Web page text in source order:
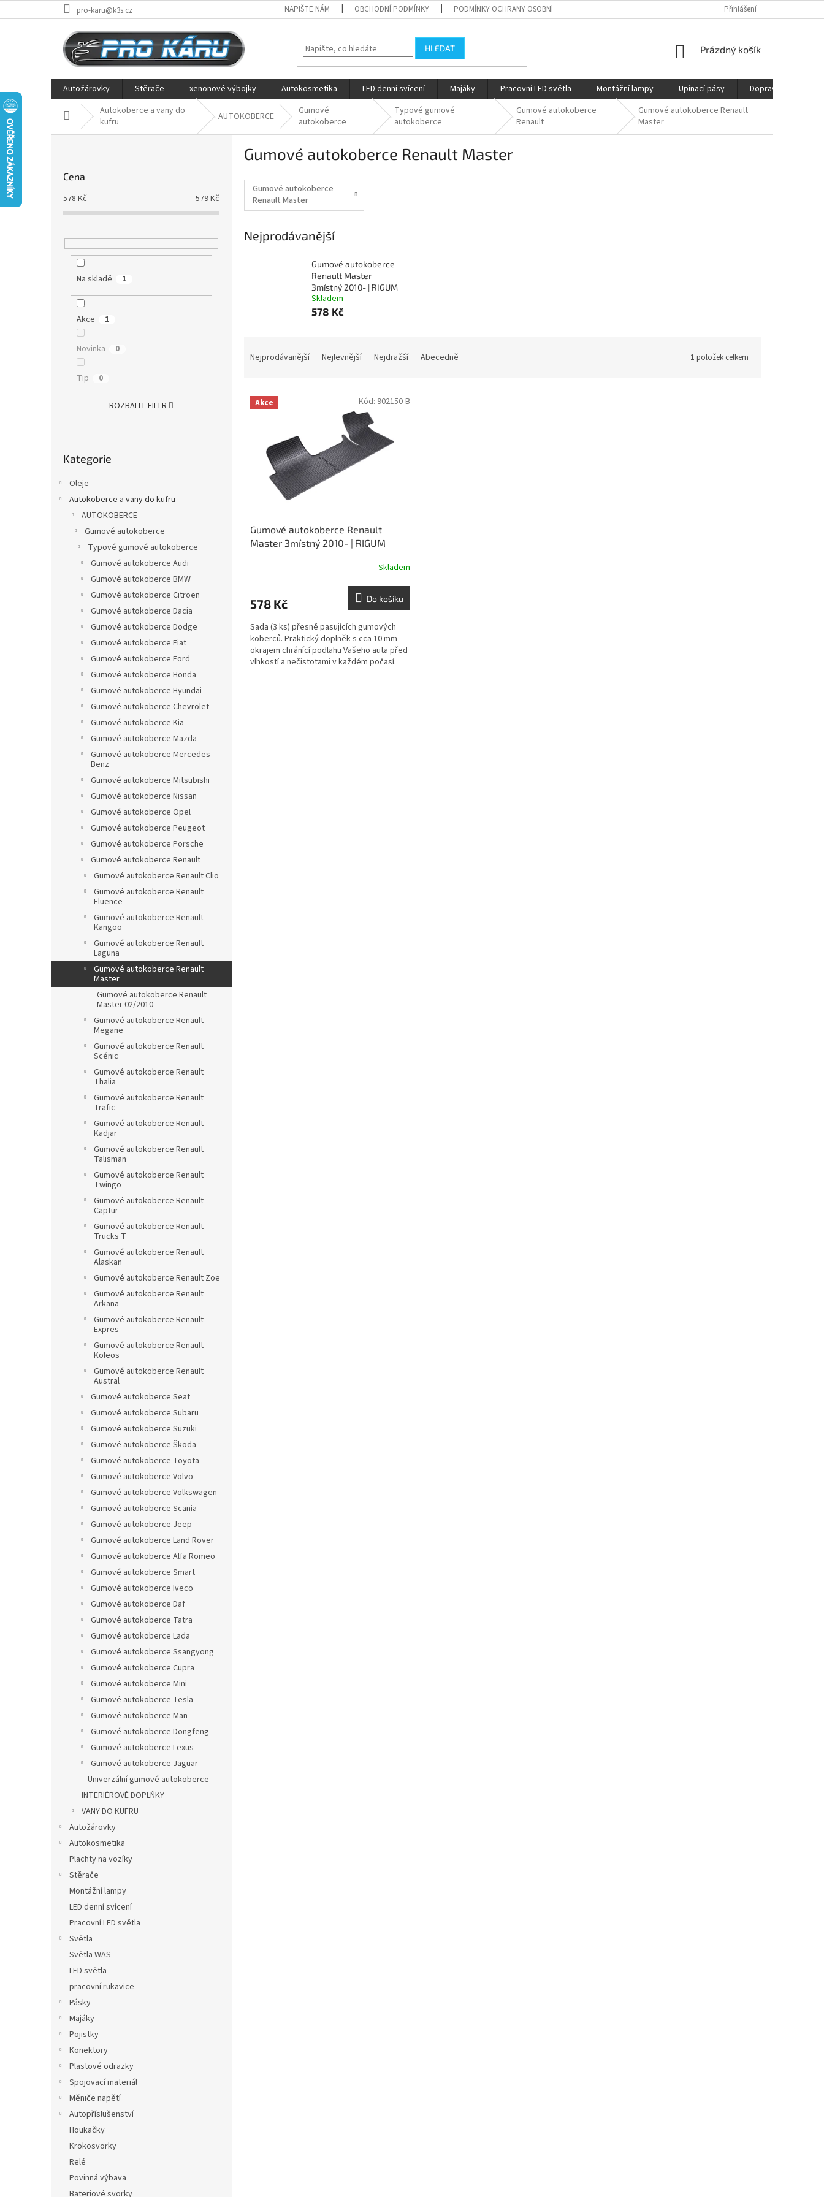
na
pro-karu@k3s.cz NAPIŠTE NÁM OBCHODNÍ PODMÍNKY PODMÍNKY OCHRANY OSOBNÍCH ÚDAJŮ DOPRAVAPřihlášení
HLEDAT
NÁKUPNÍ
Prázdný košík
Autožárovky Stěrače xenonové výbojky Autokosmetika LED denní svícení Majáky Pracovní LED světla Montážní lampy Upínací pásy Doprava
Domů Autokoberce a vany do
kufru
AUTOKOBERCE
Gumové
autokoberce
Typové gumové
autokoberce
Gumové autokoberce
Renault
Gumové autokoberce Renault
Master
Cena
578 Kč 579Kč
Na skladě 1
Akce 1
Novinka 0
Tip 0
ROZBALIT FILTR
kategorie
Kategorie
Oleje
Autokoberce a vany do kufru
AUTOKOBERCE
Gumové autokoberce
Typové gumové autokoberce
Gumové autokoberce Audi
Gumové autokoberce BMW
Gumové autokoberce Citroen
Gumové autokoberce Dacia
Gumové autokoberce Dodge
Gumové autokoberce Fiat
Gumové autokoberce Ford
Gumové autokoberce Honda
Gumové autokoberce Hyundai
Gumové autokoberce Chevrolet
Gumové autokoberce Kia
Gumové autokoberce Mazda
Gumové autokoberce Mercedes
Benz
Gumové autokoberce Mitsubishi
Gumové autokoberce Nissan
Gumové autokoberce Opel
Gumové autokoberce Peugeot
Gumové autokoberce Porsche
Gumové autokoberce Renault
Gumové autokoberce Renault Clio
Gumové autokoberce Renault
Fluence
Gumové autokoberce Renault
Kangoo
Gumové autokoberce Renault
Laguna
Gumové autokoberce Renault
Master
Gumové autokoberce Renault
Master 02/2010-
Gumové autokoberce Renault
Megane
Gumové autokoberce Renault
Scénic
Gumové autokoberce Renault
Thalia
Gumové autokoberce Renault
Trafic
Gumové autokoberce Renault
Kadjar
Gumové autokoberce Renault
Talisman
Gumové autokoberce Renault
Twingo
Gumové autokoberce Renault
Captur
Gumové autokoberce Renault
Trucks T
Gumové autokoberce Renault
Alaskan
Gumové autokoberce Renault Zoe
Gumové autokoberce Renault
Arkana
Gumové autokoberce Renault
Expres
Gumové autokoberce Renault
Koleos
Gumové autokoberce Renault
Austral
Gumové autokoberce Seat
Gumové autokoberce Subaru
Gumové autokoberce Suzuki
Gumové autokoberce Škoda
Gumové autokoberce Toyota
Gumové autokoberce Volvo
Gumové autokoberce Volkswagen
Gumové autokoberce Scania
Gumové autokoberce Jeep
Gumové autokoberce Land Rover
Gumové autokoberce Alfa Romeo
Gumové autokoberce Smart
Gumové autokoberce Iveco
Gumové autokoberce Daf
Gumové autokoberce Tatra
Gumové autokoberce Lada
Gumové autokoberce Ssangyong
Gumové autokoberce Cupra
Gumové autokoberce Mini
Gumové autokoberce Tesla
Gumové autokoberce Man
Gumové autokoberce Dongfeng
Gumové autokoberce Lexus
Gumové autokoberce Jaguar
Univerzální gumové autokoberce
INTERIÉROVÉ DOPLŇKY
VANY DO KUFRU
Autožárovky
Autokosmetika
Plachty na vozíky
Stěrače
Montážní lampy
LED denní svícení
Pracovní LED světla
Světla
Světla WAS
LED světla
pracovní rukavice
Pásky
Majáky
Pojistky
Konektory
Plastové odrazky
Spojovací materiál
Měniče napětí
Autopříslušenství
Houkačky
Krokosvorky
Relé
Povinná výbava
Bateriové svorky
Gumové autokoberce Renault Master
Gumové autokoberce
Renault Master
02/2010-
Nejprodávanější
Gumové autokoberce
Renault Master
3místný 2010- | RIGUM
Skladem
578 Kč
n
Nejprodávanější Nejlevnější Nejdražší Abecedně 1 položek celkem
V Akce
Gumové autokoberce Renault
Master 3místný 2010- | RIGUM
Skladem
578 Kč Do košíku
Sada (3 ks) přesně pasujících gumových
koberců. Praktický doplněk s cca 10 mm
okrajem chránící podlahu Vašeho auta před
vlhkostí a nečistotami v každém počasí.
Kód: 902150-B